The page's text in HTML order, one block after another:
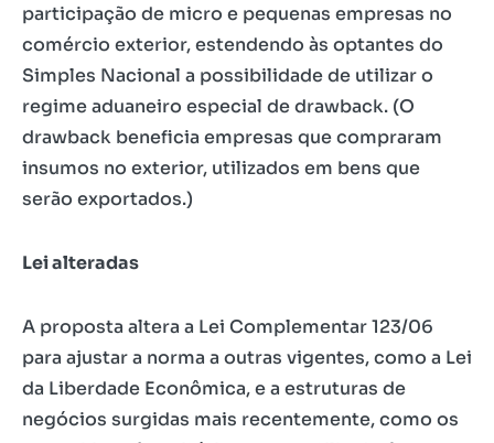
participação de micro e pequenas empresas no
comércio exterior, estendendo às optantes do
Simples Nacional a possibilidade de utilizar o
regime aduaneiro especial de drawback. (O
drawback beneficia empresas que compraram
insumos no exterior, utilizados em bens que
serão exportados.)
Lei alteradas
A proposta altera a Lei Complementar 123/06
para ajustar a norma a outras vigentes, como a Lei
da Liberdade Econômica, e a estruturas de
negócios surgidas mais recentemente, como os